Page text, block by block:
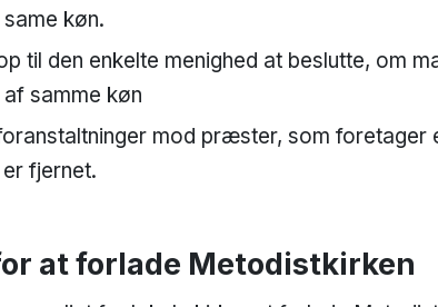
køn.
til den enkelte menighed at beslutte, om
samme køn
mod præster, som foretager
fjernet.
at forlade Metodistkirken